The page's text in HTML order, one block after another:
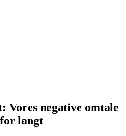
Vores negative omtale
langt